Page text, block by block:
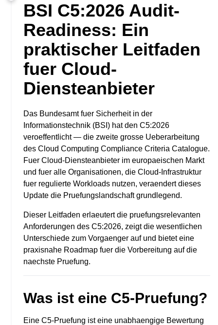
BSI C5:2026 Audit-
Readiness: Ein
praktischer Leitfaden
fuer Cloud-
Diensteanbieter
Das Bundesamt fuer Sicherheit in der
Informationstechnik (BSI) hat den C5:2026
veroeffentlicht — die zweite grosse Ueberarbeitung
des Cloud Computing Compliance Criteria Catalogue.
Fuer Cloud-Diensteanbieter im europaeischen Markt
und fuer alle Organisationen, die Cloud-Infrastruktur
fuer regulierte Workloads nutzen, veraendert dieses
Update die Pruefungslandschaft grundlegend.
Dieser Leitfaden erlaeutert die pruefungsrelevanten
Anforderungen des C5:2026, zeigt die wesentlichen
Unterschiede zum Vorgaenger auf und bietet eine
praxisnahe Roadmap fuer die Vorbereitung auf die
naechste Pruefung.
Was ist eine C5-Pruefung?
Eine C5-Pruefung ist eine unabhaengige Bewertung